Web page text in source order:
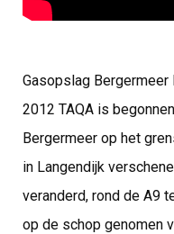
Gasopslag Bergermeer
2012 TAQA is
Bergermeer op het
in Langendijk
veranderd, rond de A9
op de schop genomen